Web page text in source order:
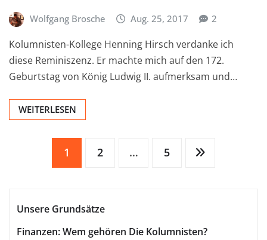
Wolfgang Brosche Aug. 25, 2017 2
Kolumnisten-Kollege Henning Hirsch verdanke ich
diese Reminiszenz. Er machte mich auf den 172.
Geburtstag von König Ludwig II. aufmerksam und…
WEITERLESEN
Seitennummerierung
Beiträge
1 2 … 5
Unsere Grundsätze
Finanzen: Wem gehören Die Kolumnisten?